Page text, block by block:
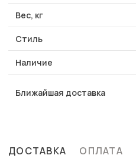
Вес, кг
Стиль
Наличие
Ближайшая доставка
ДОСТАВКА ОПЛАТА